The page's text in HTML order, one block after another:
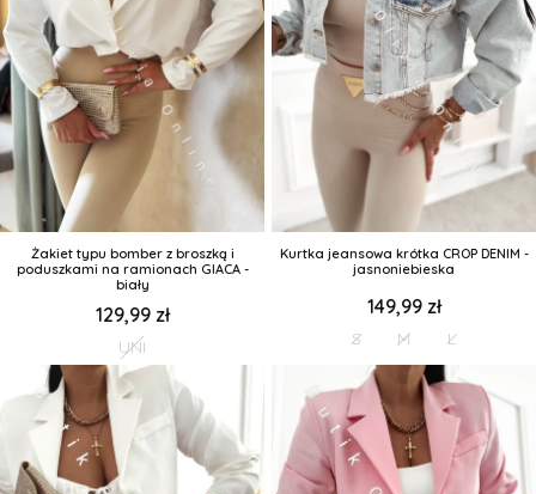
Żakiet typu bomber z broszką i
poduszkami na ramionach GIACA -
biały
129,99 zł
UNI
Kurtka jeansowa krótka CROP DENIM -
jasnoniebieska
149,99 zł
S M L